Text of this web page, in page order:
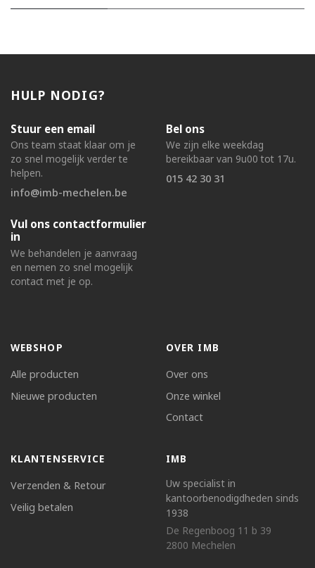
HULP NODIG?
Stuur een email
Ons team staat klaar om je
zo snel mogelijk verder te
helpen.
info@imb-mechelen.be
Bel ons
We zijn elke weekdag
bereikbaar van 9u00 tot 17u.
015 42 30 31
Vul ons contactformulier
in
We behandelen je aanvraag
en nemen zo snel mogelijk
contact met je op.
WEBSHOP
Alle producten
Nieuwe producten
OVER IMB
Over ons
Onze winkel
Contact
KLANTENSERVICE
Verzenden & Retour
Veilig betalen
IMB
Uw specialist in
kantoorbenodigdheden sinds
1938
De Regenboog 11 b 39
2800 Mechelen